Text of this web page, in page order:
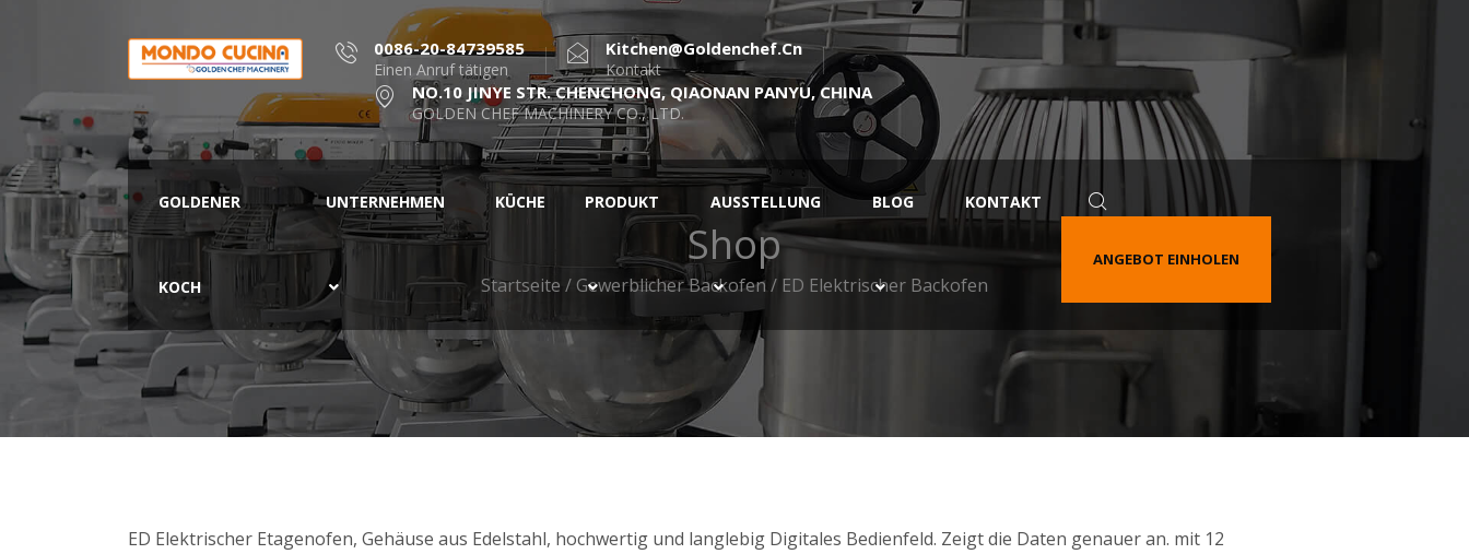
0086-20-84739585
Einen Anruf tätigen
Kitchen@goldenchef.cn
Kontakt
NO.10 JINYE STR. CHENCHONG, QIAONAN PANYU, CHINA
GOLDEN CHEF MACHINERY CO., LTD.
GOLDENER
KOCH
UNTERNEHMEN KÜCHE PRODUKT AUSSTELLUNG BLOG KONTAKT
ANGEBOT EINHOLEN
Shop
Startseite /Gewerblicher Backofen/ ED Elektrischer Backofen
ED Elektrischer Etagenofen, Gehäuse aus Edelstahl, hochwertig und langlebig Digitales Bedienfeld. Zeigt die Daten genauer an. mit 12